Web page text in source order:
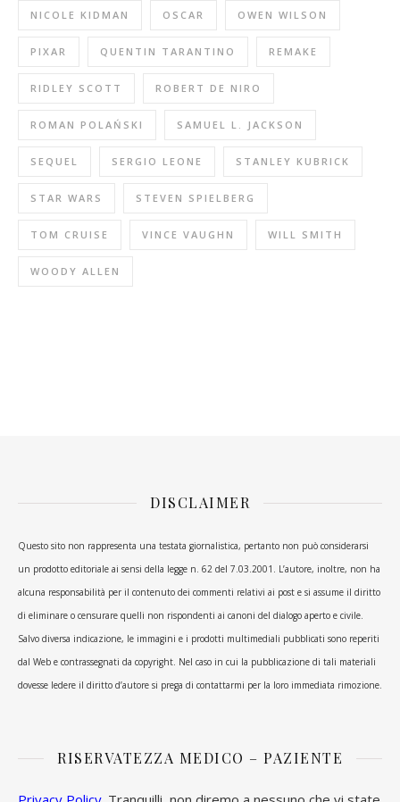
NICOLE KIDMAN OSCAR OWEN WILSON
PIXAR QUENTIN TARANTINO REMAKE
RIDLEY SCOTT ROBERT DE NIRO
ROMAN POLAŃSKI SAMUEL L. JACKSON
SEQUEL SERGIO LEONE STANLEY KUBRICK
STAR WARS STEVEN SPIELBERG
TOM CRUISE VINCE VAUGHN WILL SMITH
WOODY ALLEN
DISCLAIMER
Questo sito non rappresenta una testata giornalistica, pertanto non può considerarsi
un prodotto editoriale ai sensi della legge n. 62 del 7.03.2001. L’autore, inoltre, non ha
alcuna responsabilità per il contenuto dei commenti relativi ai post e si assume il diritto
di eliminare o censurare quelli non rispondenti ai canoni del dialogo aperto e civile.
Salvo diversa indicazione, le immagini e i prodotti multimediali pubblicati sono reperiti
dal Web e contrassegnati da copyright. Nel caso in cui la pubblicazione di tali materiali
dovesse ledere il diritto d’autore si prega di contattarmi per la loro immediata rimozione.
RISERVATEZZA MEDICO – PAZIENTE